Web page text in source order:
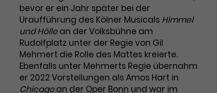
Benutzer*in wiedererkannt werden,
und es wird Zugang zu
geschützten Bereichen gewährt.
Name cookie_optin
Anbieter TYPO3
Laufzeit 2 Jahre
Dieses Cookie wird von Google
Analytics installiert. Das Cookie
wird verwendet, um
Besucher*innen-, Sitzungs- und
Kampagnendaten zu berechnen
Marketing
Diese Gruppe beinhaltet alle Scripte, die es uns
ermöglichen die Leistung unserer
Werbekampagnen zu analysieren und
Conversions zu messen. Außerdem helfen sie
uns dabei Werbeanzeigen und Inhalte besser auf
die Interessen unserer Nutzer abzustimmen.
Name
_gcl_au
Cookie-Informationen
bevor er ein Jahr später bei der
Uraufführung des Kölner Musicals Himmel
und Höllean der Volksbühne am
Rudolfplatz unter der Regie von Gil
Mehmert die Rolle des Mattes kreierte.
Ebenfalls unter Mehmerts Regie übernahm
er 2022 Vorstellungen als Amos Hart in
Chicagoan der Oper Bonn und war im